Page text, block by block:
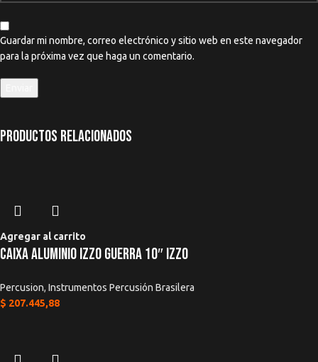
Guardar mi nombre, correo electrónico y sitio web en este navegador
para la próxima vez que haga un comentario.
Productos relacionados
Agregar al carrito
Caixa Aluminio Izzo Guerra 10″ IZZO
Percusion, Instrumentos Percusión Brasilera
$ 207.445,88